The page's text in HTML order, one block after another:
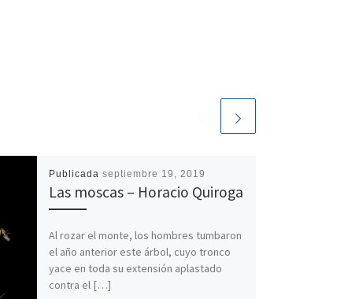
Publicada septiembre 19, 2019
Las moscas – Horacio Quiroga
Al rozar el monte, los hombres tumbaron
el año anterior este árbol, cuyo tronco
yace en toda su extensión aplastado
contra el […]